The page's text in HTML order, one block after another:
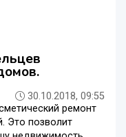
30.10.2018, 09:55
ремонт
Это позволит